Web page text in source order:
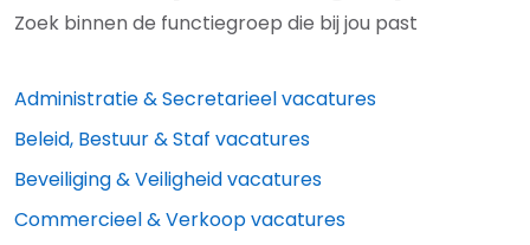
Zoek binnen de functiegroep die bij jou past
Administratie & Secretarieel vacatures
Beleid, Bestuur & Staf vacatures
Beveiliging & Veiligheid vacatures
Commercieel & Verkoop vacatures